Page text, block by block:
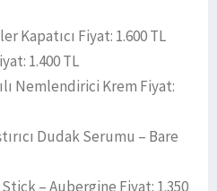
Kapatıcı Fiyat: 1.600 TL
1.400 TL
Nemlendirici Krem Fiyat:
Dudak Serumu – Bare
– Aubergine Fiyat: 1.350